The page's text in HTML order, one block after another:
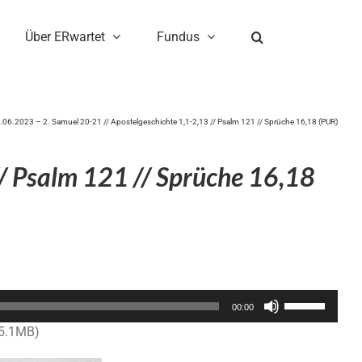
Über ERwartet Fundus
– 2. Samuel 20-21 // Apostelgeschichte 1,1-2,13 // Psalm 121 // Sprüche 16,18 (PUR)
121 // Sprüche 16,18
00:00